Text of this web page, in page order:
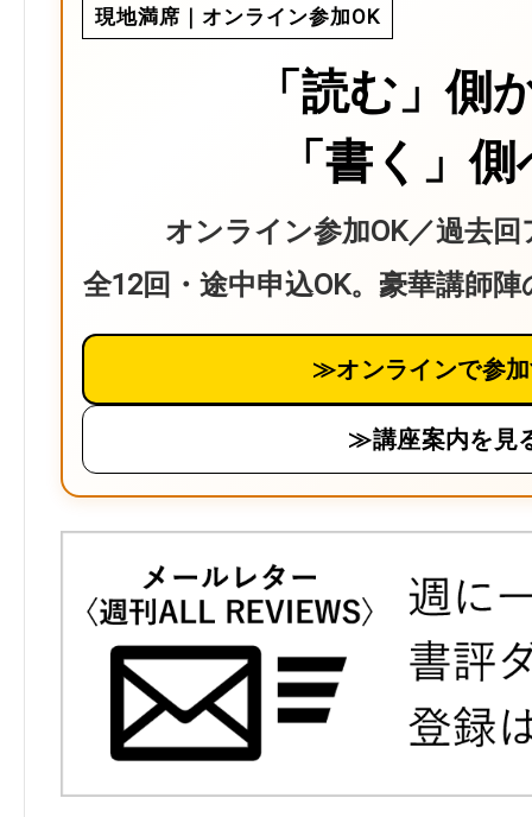
現地満席｜オンライン参加OK
「読む」側
「書く」
オンライン参加OK／過去
全12回・途中申込OK。豪華講師
≫オンラインで参
≫講座案内を見